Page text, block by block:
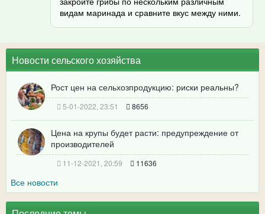
видам маринада и сравните вкус между ними.
Новости сельского хозяйства
Рост цен на сельхозпродукцию: риски реальны?
5-01-2022, 23:51 8656
Цена на крупы будет расти: предупреждение от
производителей
11-12-2021, 20:59 11636
Все новости